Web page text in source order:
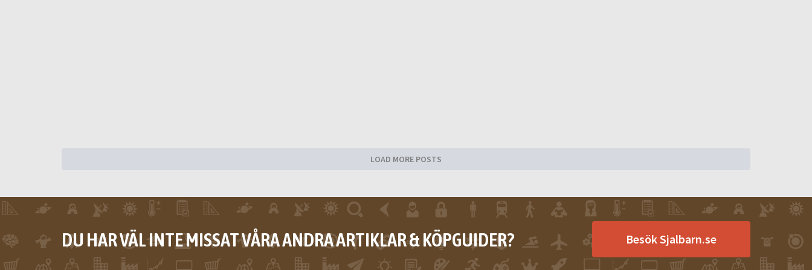
LOAD MORE POSTS
DU HAR VÄL INTE MISSAT VÅRA ANDRA ARTIKLAR & KÖPGUIDER? Besök Sjalbarn.se